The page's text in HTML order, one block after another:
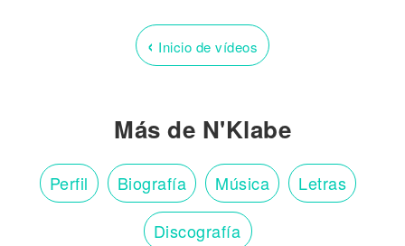
‹ Inicio de vídeos
Más de N'Klabe
Perfil Biografía Música Letras
Discografía